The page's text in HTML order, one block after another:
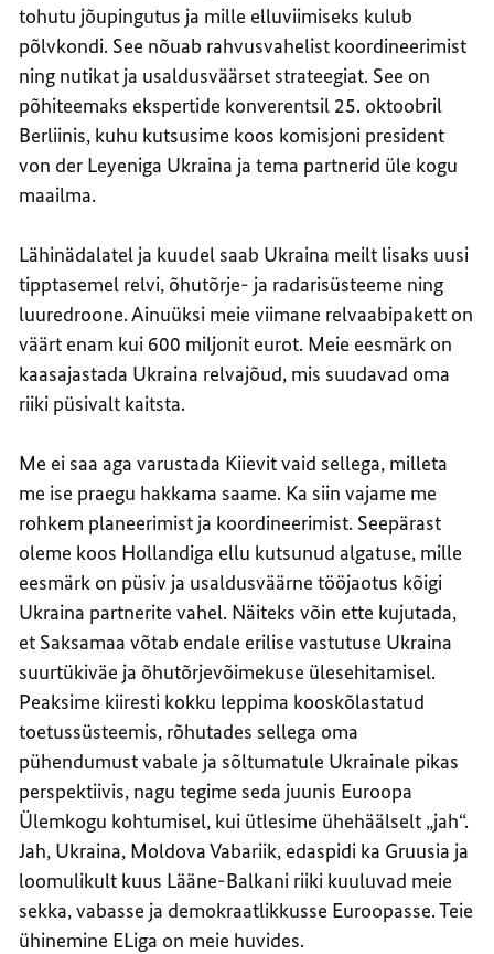
tohutu jõupingutus ja mille elluviimiseks kulub
põlvkondi. See nõuab rahvusvahelist koordineerimist
ning nutikat ja usaldusväärset strateegiat. See on
põhiteemaks ekspertide konverentsil 25. oktoobril
Berliinis, kuhu kutsusime koos komisjoni president
von der Leyeniga Ukraina ja tema partnerid üle kogu
maailma.
Lähinädalatel ja kuudel saab Ukraina meilt lisaks uusi
tipptasemel relvi, õhutõrje- ja radarisüsteeme ning
luuredroone. Ainuüksi meie viimane relvaabipakett on
väärt enam kui 600 miljonit eurot. Meie eesmärk on
kaasajastada Ukraina relvajõud, mis suudavad oma
riiki püsivalt kaitsta.
Me ei saa aga varustada Kiievit vaid sellega, milleta
me ise praegu hakkama saame. Ka siin vajame me
rohkem planeerimist ja koordineerimist. Seepärast
oleme koos Hollandiga ellu kutsunud algatuse, mille
eesmärk on püsiv ja usaldusväärne tööjaotus kõigi
Ukraina partnerite vahel. Näiteks võin ette kujutada,
et Saksamaa võtab endale erilise vastutuse Ukraina
suurtükiväe ja õhutõrjevõimekuse ülesehitamisel.
Peaksime kiiresti kokku leppima kooskõlastatud
toetussüsteemis, rõhutades sellega oma
pühendumust vabale ja sõltumatule Ukrainale pikas
perspektiivis, nagu tegime seda juunis Euroopa
Ülemkogu kohtumisel, kui ütlesime ühehäälselt „jah“.
Jah, Ukraina, Moldova Vabariik, edaspidi ka Gruusia ja
loomulikult kuus Lääne-Balkani riiki kuuluvad meie
sekka, vabasse ja demokraatlikkusse Euroopasse. Teie
ühinemine ELiga on meie huvides.